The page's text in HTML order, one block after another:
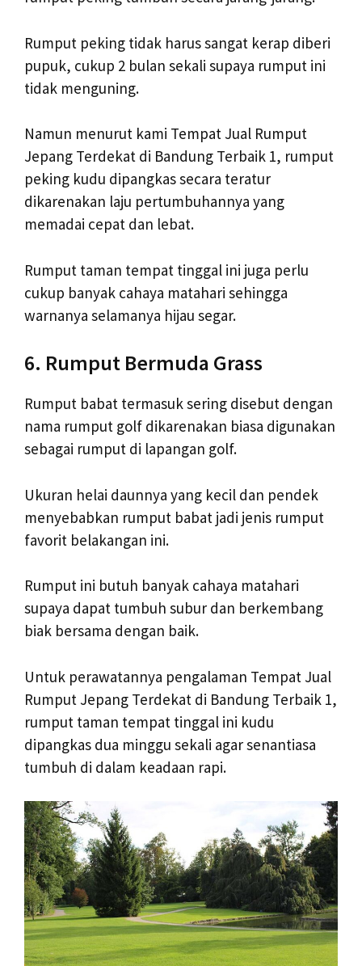
Rumput peking tidak harus sangat kerap diberi
pupuk, cukup 2 bulan sekali supaya rumput ini
tidak menguning.
Namun menurut kami Tempat Jual Rumput
Jepang Terdekat di Bandung Terbaik 1, rumput
peking kudu dipangkas secara teratur
dikarenakan laju pertumbuhannya yang
memadai cepat dan lebat.
Rumput taman tempat tinggal ini juga perlu
cukup banyak cahaya matahari sehingga
warnanya selamanya hijau segar.
6. Rumput Bermuda Grass
Rumput babat termasuk sering disebut dengan
nama rumput golf dikarenakan biasa digunakan
sebagai rumput di lapangan golf.
Ukuran helai daunnya yang kecil dan pendek
menyebabkan rumput babat jadi jenis rumput
favorit belakangan ini.
Rumput ini butuh banyak cahaya matahari
supaya dapat tumbuh subur dan berkembang
biak bersama dengan baik.
Untuk perawatannya pengalaman Tempat Jual
Rumput Jepang Terdekat di Bandung Terbaik 1,
rumput taman tempat tinggal ini kudu
dipangkas dua minggu sekali agar senantiasa
tumbuh di dalam keadaan rapi.